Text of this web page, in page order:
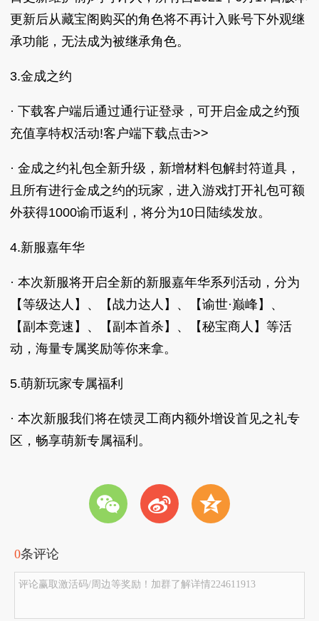
更新后从藏宝阁购买的角色将不再计入账号下外观继
承功能，无法成为被继承角色。
3.金成之约
· 下载客户端后通过通行证登录，可开启金成之约预
充值享特权活动!客户端下载点击>>
· 金成之约礼包全新升级，新增材料包解封符道具，
且所有进行金成之约的玩家，进入游戏打开礼包可额
外获得1000谕币返利，将分为10日陆续发放。
4.新服嘉年华
· 本次新服将开启全新的新服嘉年华系列活动，分为
【等级达人】、【战力达人】、【谕世·巅峰】、
【副本竞速】、【副本首杀】、【秘宝商人】等活
动，海量专属奖励等你来拿。
5.萌新玩家专属福利
· 本次新服我们将在馈灵工商内额外增设首见之礼专
区，畅享萌新专属福利。
w t z
0条评论
评论赢取激活码/周边等奖励！加群了解详情224611913